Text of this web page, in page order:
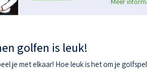
golfen is leuk!
je met elkaar! Hoe leuk is het om je